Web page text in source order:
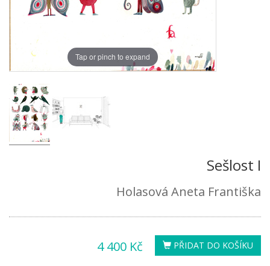
Tap or pinch to expand
Sešlost I
Holasová Aneta Františka
PŘIDAT DO KOŠÍKU
4 400 Kč